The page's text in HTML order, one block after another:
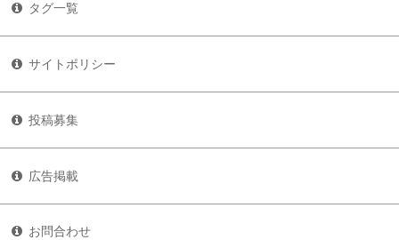
タグ一覧
サイトポリシー
投稿募集
広告掲載
お問合わせ